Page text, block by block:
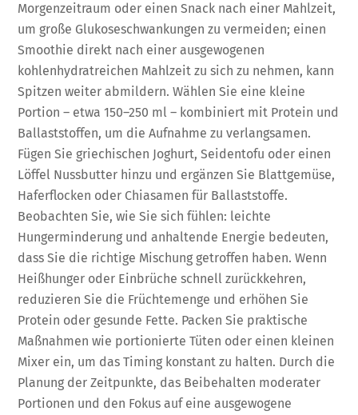
Morgenzeitraum oder einen Snack nach einer Mahlzeit,
um große Glukoseschwankungen zu vermeiden; einen
Smoothie direkt nach einer ausgewogenen
kohlenhydratreichen Mahlzeit zu sich zu nehmen, kann
Spitzen weiter abmildern. Wählen Sie eine kleine
Portion – etwa 150–250 ml – kombiniert mit Protein und
Ballaststoffen, um die Aufnahme zu verlangsamen.
Fügen Sie griechischen Joghurt, Seidentofu oder einen
Löffel Nussbutter hinzu und ergänzen Sie Blattgemüse,
Haferflocken oder Chiasamen für Ballaststoffe.
Beobachten Sie, wie Sie sich fühlen: leichte
Hungerminderung und anhaltende Energie bedeuten,
dass Sie die richtige Mischung getroffen haben. Wenn
Heißhunger oder Einbrüche schnell zurückkehren,
reduzieren Sie die Früchtemenge und erhöhen Sie
Protein oder gesunde Fette. Packen Sie praktische
Maßnahmen wie portionierte Tüten oder einen kleinen
Mixer ein, um das Timing konstant zu halten. Durch die
Planung der Zeitpunkte, das Beibehalten moderater
Portionen und den Fokus auf eine ausgewogene